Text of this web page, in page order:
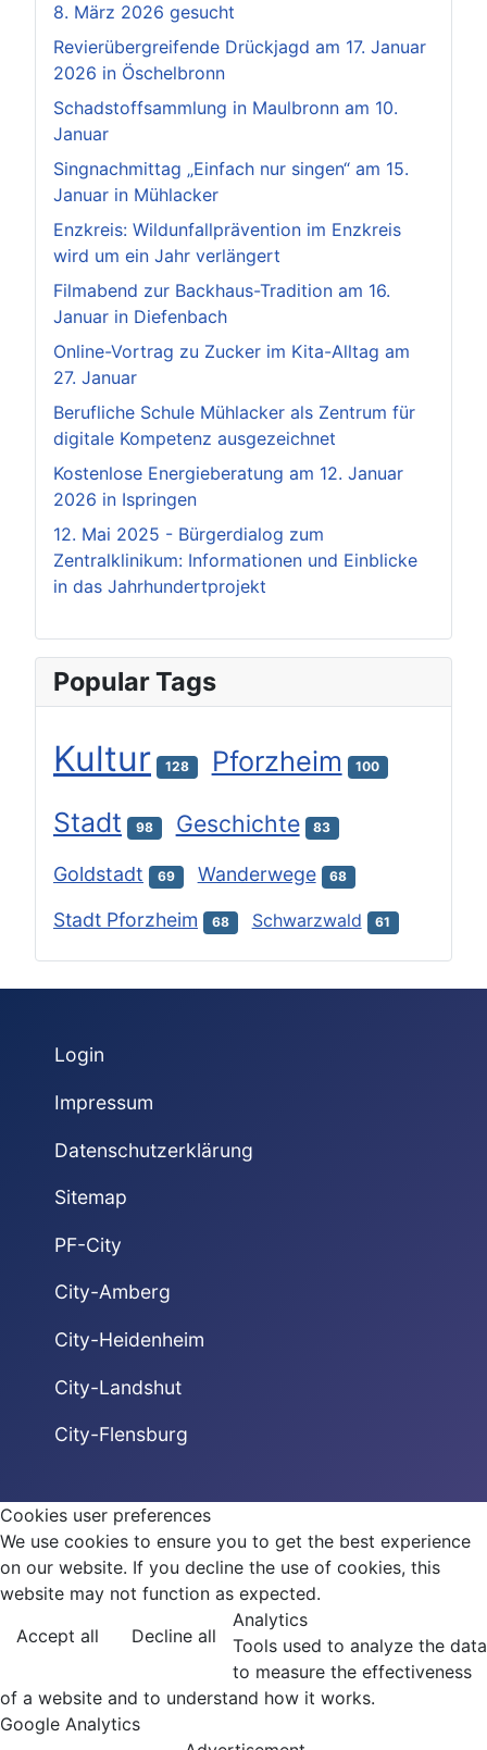
8. März 2026 gesucht
Revierübergreifende Drückjagd am 17. Januar
2026 in Öschelbronn
Schadstoffsammlung in Maulbronn am 10.
Januar
Singnachmittag „Einfach nur singen“ am 15.
Januar in Mühlacker
Enzkreis: Wildunfallprävention im Enzkreis
wird um ein Jahr verlängert
Filmabend zur Backhaus-Tradition am 16.
Januar in Diefenbach
Online-Vortrag zu Zucker im Kita-Alltag am
27. Januar
Berufliche Schule Mühlacker als Zentrum für
digitale Kompetenz ausgezeichnet
Kostenlose Energieberatung am 12. Januar
2026 in Ispringen
12. Mai 2025 - Bürgerdialog zum
Zentralklinikum: Informationen und Einblicke
in das Jahrhundertprojekt
Popular Tags
Kultur 128 Pforzheim 100
Stadt 98 Geschichte 83
Goldstadt 69 Wanderwege 68
Stadt Pforzheim 68 Schwarzwald 61
Login
Impressum
Datenschutzerklärung
Sitemap
PF-City
City-Amberg
City-Heidenheim
City-Landshut
City-Flensburg
Cookies user preferences
We use cookies to ensure you to get the best experience
on our website. If you decline the use of cookies, this
website may not function as expected.
Accept all
Decline all
Analytics
Tools used to analyze the data
to measure the effectiveness
of a website and to understand how it works.
Google Analytics